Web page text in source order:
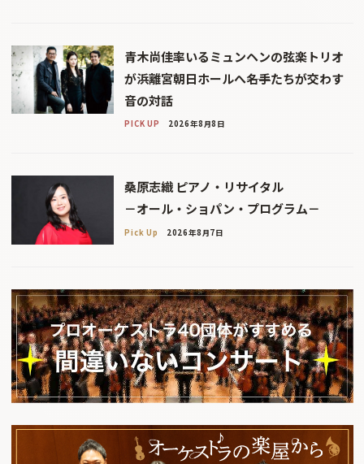
青木尚佳率いるミュンヘンの弦楽トリオ
が浜離宮朝日ホールへ――名手たちが交わす
音の対話
PICK UP 2026年8月8日
桑原志織 ピアノ・リサイタル
－オール・ショパン・プログラム－
Pick Up 2026年8月7日